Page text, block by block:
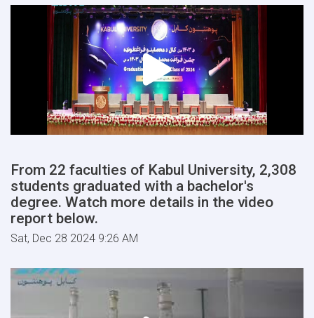
From 22 faculties of Kabul University, 2,308
students graduated with a bachelor's
degree. Watch more details in the video
report below.
Sat, Dec 28 2024 9:26 AM